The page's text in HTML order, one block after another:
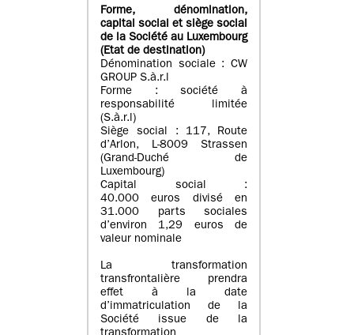
Forme, dénomination,
capital social et siège social
de la Société au Luxembourg
(Etat de destination)
Dénomination sociale : CW
GROUP S.à.r.l
Forme : société à
responsabilité limitée
(S.à.r.l)
Siège social : 117, Route
d’Arlon, L-8009 Strassen
(Grand-Duché de
Luxembourg)
Capital social :
40.000 euros divisé en
31.000 parts sociales
d’environ 1,29 euros de
valeur nominale
La transformation
transfrontalière prendra
effet à la date
d’immatriculation de la
Société issue de la